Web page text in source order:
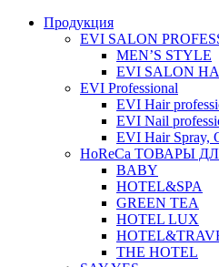
Продукция
EVI SALON
MEN’S STYLE
EVI SALON
EVI Professional
EVI Hair
EVI Nail
EVI Hair Spray,
HoReCa ТОВАРЫ
BABY
HOTEL&SPA
GREEN TEA
HOTEL LUX
THE HOTEL